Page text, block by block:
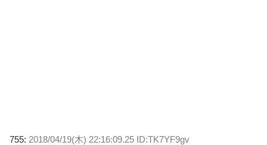
755: 2018/04/19(木) 22:16:09.25 ID:TK7YF9gv